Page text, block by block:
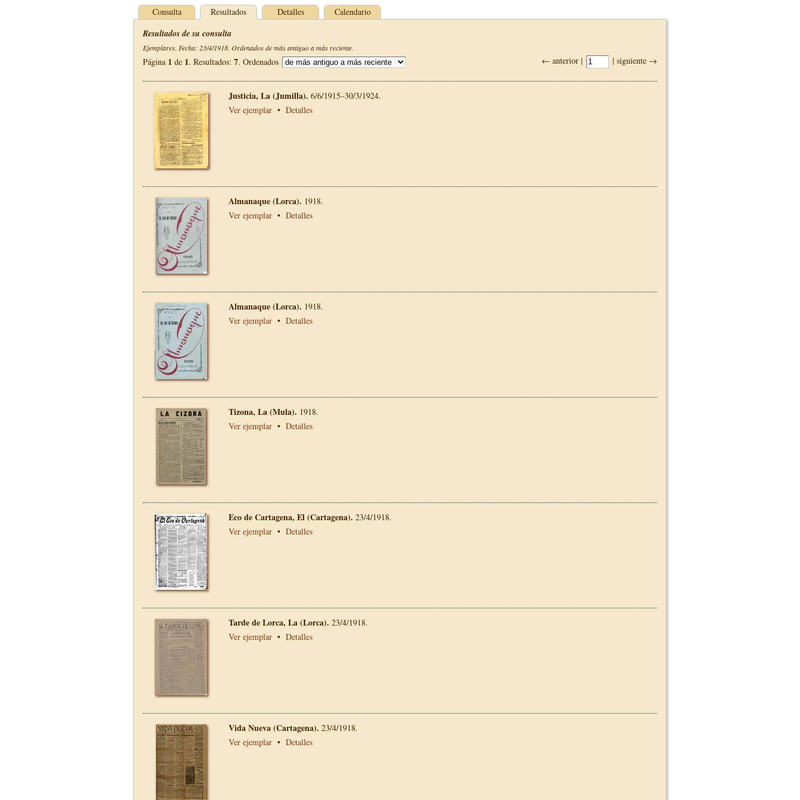
Consulta Resultados Detalles Calendario
Resultados de su consulta
Ejemplares. Fecha: 23/4/1918. Ordenados de más antiguo a más reciente.
← anterior | | siguiente →
Página 1 de 1. Resultados: 7. Ordenados
Justicia, La (Jumilla). 6/6/1915–30/3/1924.
Ver ejemplar • Detalles
Almanaque (Lorca). 1918.
Ver ejemplar • Detalles
Almanaque (Lorca). 1918.
Ver ejemplar • Detalles
Tizona, La (Mula). 1918.
Ver ejemplar • Detalles
Eco de Cartagena, El (Cartagena). 23/4/1918.
Ver ejemplar • Detalles
Tarde de Lorca, La (Lorca). 23/4/1918.
Ver ejemplar • Detalles
Vida Nueva (Cartagena). 23/4/1918.
Ver ejemplar • Detalles